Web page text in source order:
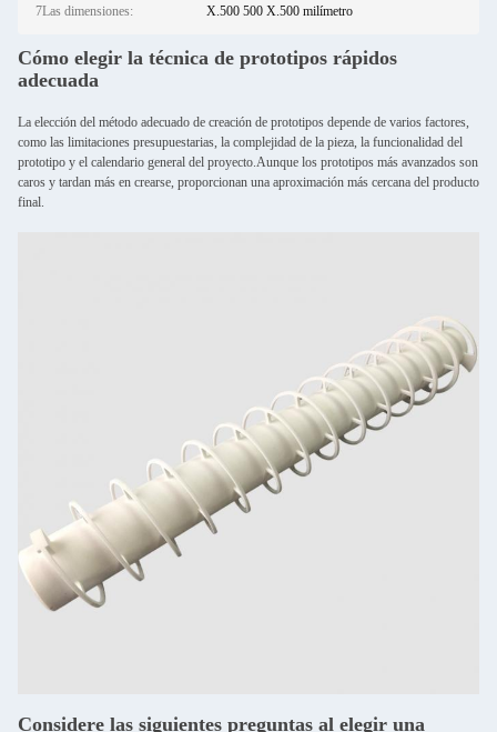
7Las dimensiones: X.500 500 X.500 milímetro
Cómo elegir la técnica de prototipos rápidos
adecuada
La elección del método adecuado de creación de prototipos depende de varios factores,
como las limitaciones presupuestarias, la complejidad de la pieza, la funcionalidad del
prototipo y el calendario general del proyecto.Aunque los prototipos más avanzados son
caros y tardan más en crearse, proporcionan una aproximación más cercana del producto
final.
Considere las siguientes preguntas al elegir una